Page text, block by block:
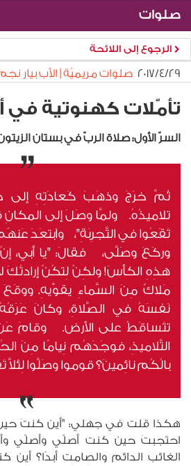
صلوات
الرجوع إلى اللائحة
٢٩‏/٤‏/٢٠١٧ صلوات مريميّة | الأب بيار
تأمّلات كهنوتية في
السرّ الأول: صلاة الربّ في بستان
ثُمَّ خرَجَ وذهَبَ كَعادَتِهِ إلى
تلاميذُهُ. ولمَّا وصَلَ إلى المكانِ
تَقَعُوا في التَّجرِبَةِ"، واَبتعَدَ
وركَعَ وصَلَّى، فقالَ: "يا أبي،
هذِهِ الكأسَ! ولكِنْ لِتكُنْ إرادتُكَ
مَلاكٌ مِنَ السَّماءِ يقوِّيهِ.
نَفسَهُ في الصَّلاةِ، وكانَ
تتَساقَطُ على الأرض. وقامَ عَنِ
التَّلاميذِ، فوجَدَهُم نِيامًا مِنَ
بالُكُم نائِمينَ؟ قوموا وصَلَّوا لِئَلاَّ
هكذا قلت في جهلي: "أين كنتَ حين
احتَجبتَ حين كنت أصلّي وأصلّي
الغائب الدائم والصامت أبدًا؟